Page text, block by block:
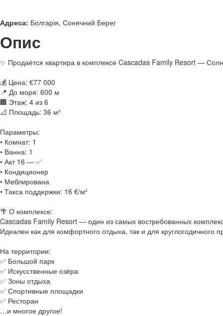
Адреса: Болгарія, Сонячний Берег
Опис
✨ Продаётся квартира в комплексе Cascadas Family Resort —
💰 Цена: €77 000
📍 До моря: 600 м
🏢 Этаж: 4 из 6
📐 Площадь: 36 м²
Параметры:
• Комнат: 1
• Ванна: 1
• Акт 16 — ✅
• Кондиционер
• Меблирована
• Такса поддержки: 16 €/м²
🌴 О комплексе:
Cascadas Family Resort — один из самых востребованных
Идеален как для комфортного отдыха, так и для круглогодичного
На территории:
✅ Большой парк
✅ Искусственные озёра
✅ Зоны отдыха
✅ Спортивные площадки
✅ Ресторан
…и многое другое!